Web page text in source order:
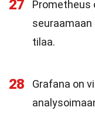
27
Prometheus
tilaa.
28
Grafana on